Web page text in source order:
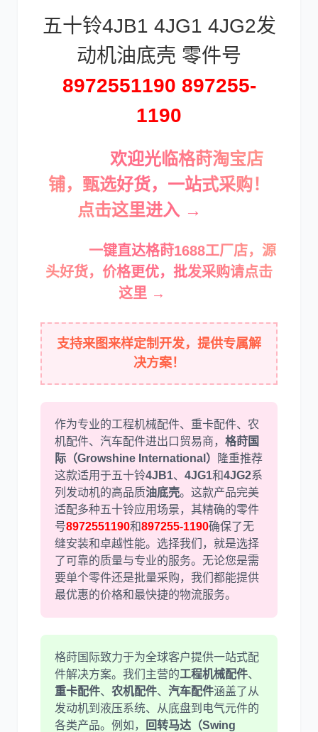
杰西博
大宇 丰田
利勃海尔
山猫 上柴
潍柴 川崎
五十铃4JB1 4JG1 4JG2发
动机油底壳 零件号
8972551190 897255-
1190
欢迎光临格莳淘宝店
铺，甄选好货，一站式采购！
点击这里进入 →
一键直达格莳1688工厂店，源
头好货，价格更优，批发采购请点击
这里 →
支持来图来样定制开发，提供专属解
决方案！
作为专业的工程机械配件、重卡配件、农
机配件、汽车配件进出口贸易商， 格莳国
际（Growshine International）
隆重推荐
这款适用于五十铃4JB1、 4JG1和4JG2系
列发动机的高品质油底壳。这款产品完美
适配多种五十铃应用场景，其精确的零件
号8972551190和897255-1190确保了无
缝安装和卓越性能。选择我们，就是选择
了可靠的质量与专业的服务。无论您是需
要单个零件还是批量采购，我们都能提供
最优惠的价格和最快捷的物流服务。
格莳国际致力于为全球客户提供一站式配
件解决方案。我们主营的工程机械配件、
重卡配件、 农机配件、 汽车配件涵盖了从
发动机到液压系统、从底盘到电气元件的
各类产品。例如，
回转马达（Swing